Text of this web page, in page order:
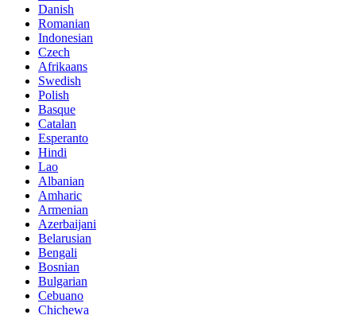
Danish
Romanian
Indonesian
Czech
Afrikaans
Swedish
Polish
Basque
Catalan
Esperanto
Hindi
Lao
Albanian
Amharic
Armenian
Azerbaijani
Belarusian
Bengali
Bosnian
Bulgarian
Cebuano
Chichewa